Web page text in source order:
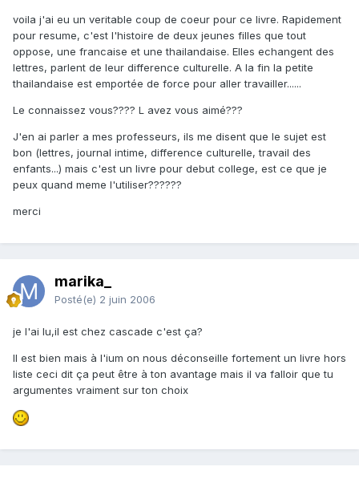
voila j'ai eu un veritable coup de coeur pour ce livre. Rapidement
pour resume, c'est l'histoire de deux jeunes filles que tout
oppose, une francaise et une thailandaise. Elles echangent des
lettres, parlent de leur difference culturelle. A la fin la petite
thailandaise est emportée de force pour aller travailler......
Le connaissez vous???? L avez vous aimé???
J'en ai parler a mes professeurs, ils me disent que le sujet est
bon (lettres, journal intime, difference culturelle, travail des
enfants...) mais c'est un livre pour debut college, est ce que je
peux quand meme l'utiliser??????
merci
marika_
Posté(e) 2 juin 2006
je l'ai lu,il est chez cascade c'est ça?
Il est bien mais à l'ium on nous déconseille fortement un livre hors
liste ceci dit ça peut être à ton avantage mais il va falloir que tu
argumentes vraiment sur ton choix